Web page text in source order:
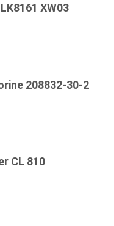
XW03
208832-30-2
CL 810